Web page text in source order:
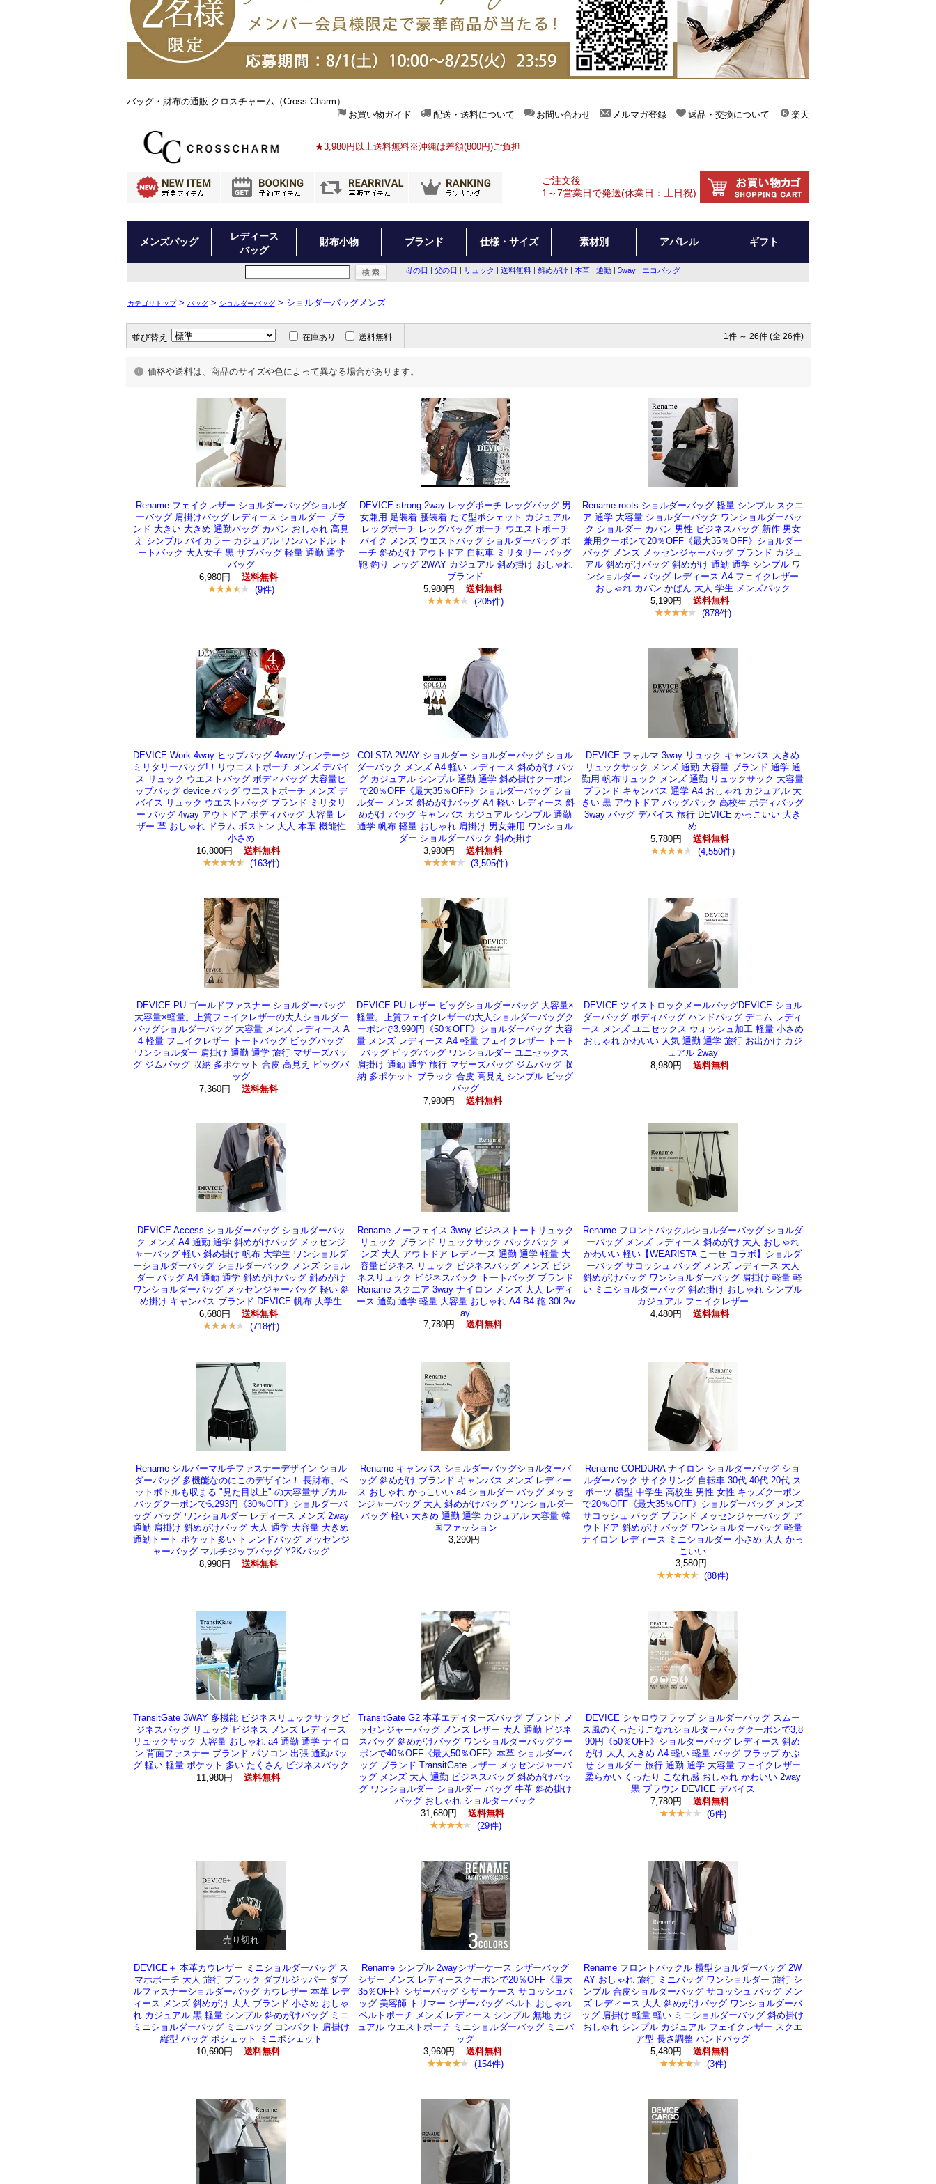
バッグ・財布の通販 クロスチャーム（Cross Charm）
お買い物ガイド
配送・送料について お問い合わせ メルマガ登録 返品・交換について 楽天
★3,980円以上送料無料※沖縄は差額(800円)ご負担
ご注文後
1～7営業日で発送(休業日：土日祝)
メンズバッグ
レディース
バッグ
財布小物 ブランド 仕様・サイズ 素材別 アパレル ギフト
母の日 | 父の日 | リュック | 送料無料 | 斜めがけ | 本革 | 通勤 | 3way | エコバッグ
カテゴリトップ> バッグ> ショルダーバッグ> ショルダーバッグメンズ
並び替え 在庫あり 送料無料 1件 ～ 26件 (全 26件)
価格や送料は、商品のサイズや色によって異なる場合があります。
Rename フェイクレザー ショルダーバッグショルダ
ーバッグ 肩掛けバッグ レディース ショルダー ブラ
ンド 大きい 大きめ 通勤バッグ カバン おしゃれ 高見
え シンプル バイカラー カジュアル ワンハンドル ト
ートバック 大人女子 黒 サブバッグ 軽量 通勤 通学
バッグ
6,980円
送料無料
(9件)
DEVICE strong 2way レッグポーチ レッグバッグ 男
女兼用 足装着 腰装着 たて型ポシェット カジュアル
レッグポーチ レッグバッグ ポーチ ウエストポーチ
バイク メンズ ウエストバッグ ショルダーバッグ ポ
ーチ 斜めがけ アウトドア 自転車 ミリタリー バッグ
鞄 釣り レッグ 2WAY カジュアル 斜め掛け おしゃれ
ブランド
5,980円
送料無料
(205件)
Rename roots ショルダーバッグ 軽量 シンプル スクエ
ア 通学 大容量 ショルダーバック ワンショルダーバッ
ク ショルダー カバン 男性 ビジネスバッグ 新作 男女
兼用クーポンで20％OFF《最大35％OFF》ショルダー
バッグ メンズ メッセンジャーバッグ ブランド カジュ
アル 斜めがけバッグ 斜めがけ 通勤 通学 シンプル ワ
ンショルダー バッグ レディース A4 フェイクレザー
おしゃれ カバン かばん 大人 学生 メンズバック
5,190円
送料無料
(878件)
DEVICE Work 4way ヒップバッグ 4wayヴィンテージ
ミリタリーバッグ!！リウエストポーチ メンズ デバイ
ス リュック ウエストバッグ ボディバッグ 大容量ヒ
ップバッグ device バッグ ウエストポーチ メンズ デ
バイス リュック ウエストバッグ ブランド ミリタリ
ー バッグ 4way アウトドア ボディバッグ 大容量 レ
ザー 革 おしゃれ ドラム ボストン 大人 本革 機能性
小さめ
16,800円
送料無料
(163件)
COLSTA 2WAY ショルダー ショルダーバッグ ショル
ダーバック メンズ A4 軽い レディース 斜めがけ バッ
グ カジュアル シンプル 通勤 通学 斜め掛けクーポン
で20％OFF《最大35％OFF》ショルダーバッグ ショ
ルダー メンズ 斜めがけバッグ A4 軽い レディース 斜
めがけ バッグ キャンバス カジュアル シンプル 通勤
通学 帆布 軽量 おしゃれ 肩掛け 男女兼用 ワンショル
ダー ショルダーバック 斜め掛け
3,980円
送料無料
(3,505件)
DEVICE フォルマ 3way リュック キャンバス 大きめ
リュックサック メンズ 通勤 大容量 ブランド 通学 通
勤用 帆布リュック メンズ 通勤 リュックサック 大容量
ブランド キャンバス 通学 A4 おしゃれ カジュアル 大
きい 黒 アウトドア バッグパック 高校生 ボディバッグ
3way バッグ デバイス 旅行 DEVICE かっこいい 大き
め
5,780円
送料無料
(4,550件)
DEVICE PU ゴールドファスナー ショルダーバッグ
大容量×軽量。上質フェイクレザーの大人ショルダー
バッグショルダーバッグ 大容量 メンズ レディース A
4 軽量 フェイクレザー トートバッグ ビッグバッグ
ワンショルダー 肩掛け 通勤 通学 旅行 マザーズバッ
グ ジムバッグ 収納 多ポケット 合皮 高見え ビッグバ
ッグ
7,360円
送料無料
DEVICE PU レザー ビッグショルダーバッグ 大容量×
軽量。上質フェイクレザーの大人ショルダーバッグク
ーポンで3,990円《50％OFF》ショルダーバッグ 大容
量 メンズ レディース A4 軽量 フェイクレザー トート
バッグ ビッグバッグ ワンショルダー ユニセックス
肩掛け 通勤 通学 旅行 マザーズバッグ ジムバッグ 収
納 多ポケット ブラック 合皮 高見え シンプル ビッグ
バッグ
7,980円
送料無料
DEVICE ツイストロックメールバッグDEVICE ショル
ダーバッグ ボディバッグ ハンドバッグ デニム レディ
ース メンズ ユニセックス ウォッシュ加工 軽量 小さめ
おしゃれ かわいい 人気 通勤 通学 旅行 お出かけ カジ
ュアル 2way
8,980円
送料無料
DEVICE Access ショルダーバッグ ショルダーバッ
ク メンズ A4 通勤 通学 斜めがけバッグ メッセンジ
ャーバッグ 軽い 斜め掛け 帆布 大学生 ワンショルダ
ーショルダーバッグ ショルダーバック メンズ ショル
ダー バッグ A4 通勤 通学 斜めがけバッグ 斜めがけ
ワンショルダーバッグ メッセンジャーバッグ 軽い 斜
め掛け キャンバス ブランド DEVICE 帆布 大学生
6,680円
送料無料
(718件)
Rename ノーフェイス 3way ビジネストートリュック
リュック ブランド リュックサック バックパック メ
ンズ 大人 アウトドア レディース 通勤 通学 軽量 大
容量ビジネス リュック ビジネスバッグ メンズ ビジ
ネスリュック ビジネスバック トートバッグ ブランド
Rename スクエア 3way ナイロン メンズ 大人 レディ
ース 通勤 通学 軽量 大容量 おしゃれ A4 B4 鞄 30l 2w
ay
7,780円
送料無料
Rename フロントバックルショルダーバッグ ショルダ
ーバッグ メンズ レディース 斜めがけ 大人 おしゃれ
かわいい 軽い【WEARISTA こーせ コラボ】ショルダ
ーバッグ サコッシュ バッグ メンズ レディース 大人
斜めがけバッグ ワンショルダーバッグ 肩掛け 軽量 軽
い ミニショルダーバッグ 斜め掛け おしゃれ シンプル
カジュアル フェイクレザー
4,480円
送料無料
Rename シルバーマルチファスナーデザイン ショル
ダーバッグ 多機能なのにこのデザイン！ 長財布、ペ
ットボトルも収まる "見た目以上" の大容量サブカル
バッグクーポンで6,293円《30％OFF》ショルダーバ
ッグ バッグ ワンショルダー レディース メンズ 2way
通勤 肩掛け 斜めがけバッグ 大人 通学 大容量 大きめ
通勤トート ポケット多い トレンドバッグ メッセンジ
ャーバッグ マルチジップバッグ Y2Kバッグ
8,990円
送料無料
Rename キャンバス ショルダーバッグショルダーバ
ッグ 斜めがけ ブランド キャンバス メンズ レディー
ス おしゃれ かっこいい a4 ショルダー バッグ メッセ
ンジャーバッグ 大人 斜めがけバッグ ワンショルダー
バッグ 軽い 大きめ 通勤 通学 カジュアル 大容量 韓
国ファッション
3,290円
Rename CORDURA ナイロン ショルダーバッグ ショ
ルダーバック サイクリング 自転車 30代 40代 20代 ス
ポーツ 横型 中学生 高校生 男性 女性 キッズクーポン
で20％OFF《最大35％OFF》ショルダーバッグ メンズ
サコッシュ バッグ ブランド メッセンジャーバッグ ア
ウトドア 斜めがけ バッグ ワンショルダーバッグ 軽量
ナイロン レディース ミニショルダー 小さめ 大人 かっ
こいい
3,580円
(88件)
TransitGate 3WAY 多機能 ビジネスリュックサックビ
ジネスバッグ リュック ビジネス メンズ レディース
リュックサック 大容量 おしゃれ a4 通勤 通学 ナイロ
ン 背面ファスナー ブランド パソコン 出張 通勤バッ
グ 軽い 軽量 ポケット 多い たくさん ビジネスバック
11,980円
送料無料
TransitGate G2 本革エディターズバッグ ブランド メ
ッセンジャーバッグ メンズ レザー 大人 通勤 ビジネ
スバッグ 斜めがけバッグ ワンショルダーバッグクー
ポンで40％OFF《最大50％OFF》本革 ショルダーバ
ッグ ブランド TransitGate レザー メッセンジャーバ
ッグ メンズ 大人 通勤 ビジネスバッグ 斜めがけバッ
グ ワンショルダー ショルダー バッグ 牛革 斜め掛け
バッグ おしゃれ ショルダーバック
31,680円
送料無料
(29件)
DEVICE シャロウフラップ ショルダーバッグ スムー
ス風のくったりこなれショルダーバッグクーポンで3,8
90円《50％OFF》ショルダーバッグ レディース 斜め
がけ 大人 大きめ A4 軽い 軽量 バッグ フラップ かぶ
せ ショルダー 旅行 通勤 通学 大容量 フェイクレザー
柔らかい くったり こなれ感 おしゃれ かわいい 2way
黒 ブラウン DEVICE デバイス
7,780円
送料無料
(6件)
売り切れ
DEVICE＋ 本革カウレザー ミニショルダーバッグ ス
マホポーチ 大人 旅行 ブラック ダブルジッパー ダブ
ルファスナーショルダーバッグ カウレザー 本革 レデ
ィース メンズ 斜めがけ 大人 ブランド 小さめ おしゃ
れ カジュアル 黒 軽量 シンプル 斜めがけバッグ ミニ
ミニショルダーバッグ ミニバッグ コンパクト 肩掛け
縦型 バッグ ポシェット ミニポシェット
10,690円
送料無料
Rename シンプル 2wayシザーケース シザーバッグ
シザー メンズ レディースクーポンで20％OFF《最大
35％OFF》シザーバッグ シザーケース サコッシュバ
ッグ 美容師 トリマー シザーバッグ ベルト おしゃれ
ベルトポーチ メンズ レディース シンプル 無地 カジ
ュアル ウエストポーチ ミニショルダーバッグ ミニバ
ッグ
3,960円
送料無料
(154件)
Rename フロントバックル 横型ショルダーバッグ 2W
AY おしゃれ 旅行 ミニバッグ ワンショルダー 旅行 シ
ンプル 合皮ショルダーバッグ サコッシュ バッグ メン
ズ レディース 大人 斜めがけバッグ ワンショルダーバ
ッグ 肩掛け 軽量 軽い ミニショルダーバッグ 斜め掛け
おしゃれ シンプル カジュアル フェイクレザー スクエ
ア型 長さ調整 ハンドバッグ
5,480円
送料無料
(3件)